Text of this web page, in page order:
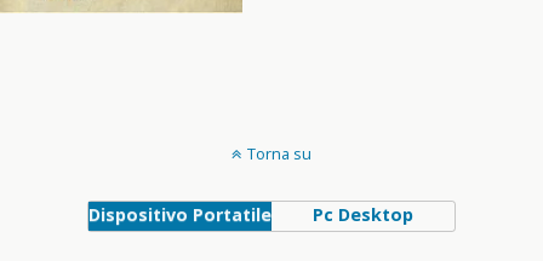
Torna su
Dispositivo Portatile Pc Desktop